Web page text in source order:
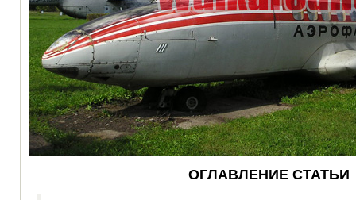
ОГЛАВЛЕНИЕ СТАТЬИ